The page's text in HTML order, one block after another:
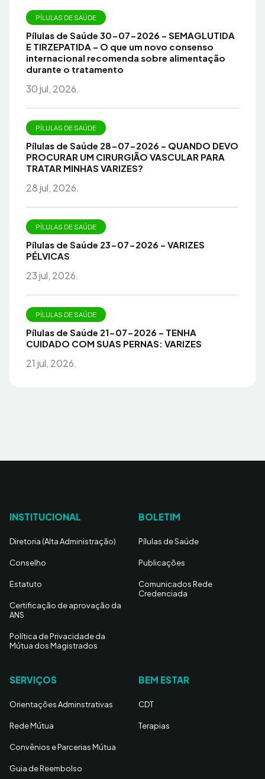
PÍLULAS DE SAÚDE
Pílulas de Saúde 30-07-2026 – SEMAGLUTIDA
E TIRZEPATIDA – O que um novo consenso
internacional recomenda sobre alimentação
durante o tratamento
30 jul, 2026.
PÍLULAS DE SAÚDE
Pílulas de Saúde 28-07-2026 – QUANDO DEVO
PROCURAR UM CIRURGIÃO VASCULAR PARA
TRATAR MINHAS VARIZES?
28 jul, 2026.
PÍLULAS DE SAÚDE
Pílulas de Saúde 23-07-2026 – VARIZES
PÉLVICAS
23 jul, 2026.
PÍLULAS DE SAÚDE
Pílulas de Saúde 21-07-2026 – TENHA
CUIDADO COM SUAS PERNAS: VARIZES
21 jul, 2026.
INSTITUCIONAL
Diretoria (Alta Administração)
Conselho
Estatuto
Certificação de aprovação da
ANS
Política de Privacidade da
Mútua dos Magistrados
BOLETIM
Pílulas de Saúde
Publicações
Comunicados Rede
Credenciada
SERVIÇOS
Orientações Adminstrativas
Rede Mútua
Convênios e Parcerias Mútua
Guia de Reembolso
BEM ESTAR
CDT
Terapias